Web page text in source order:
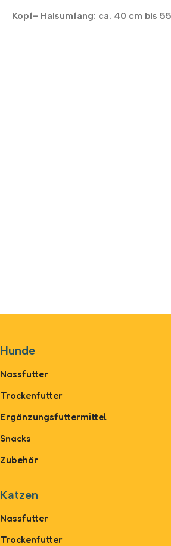
Kopf- Halsumfang: ca. 40 cm bis
Hunde
Nassfutter
Trockenfutter
Ergänzungsfuttermittel
Snacks
Zubehör
Katzen
Nassfutter
Trockenfutter